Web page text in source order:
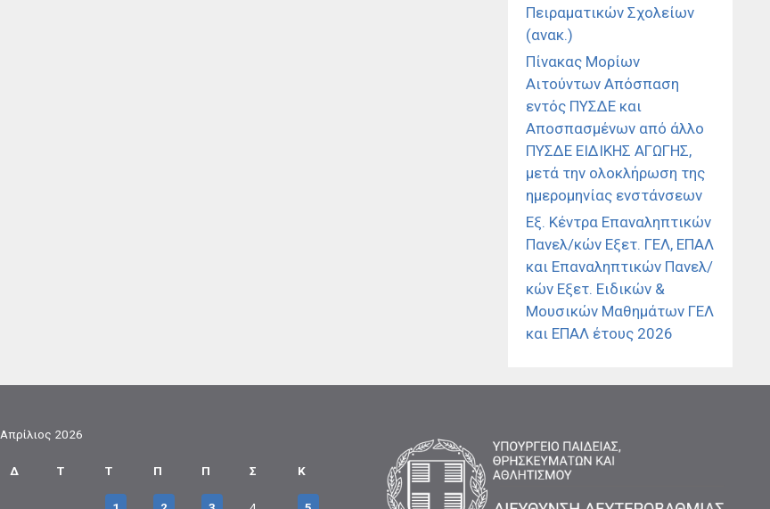
Πειραματικών Σχολείων
(ανακ.)
Πίνακας Μορίων
Αιτούντων Απόσπαση
εντός ΠΥΣΔΕ και
Αποσπασμένων από άλλο
ΠΥΣΔΕ ΕΙΔΙΚΗΣ ΑΓΩΓΗΣ,
μετά την ολοκλήρωση της
ημερομηνίας ενστάνσεων
Εξ. Κέντρα Επαναληπτικών
Πανελ/κών Εξετ. ΓΕΛ, ΕΠΑΛ
και Επαναληπτικών Πανελ/
κών Εξετ. Ειδικών &
Μουσικών Μαθημάτων ΓΕΛ
και ΕΠΑΛ έτους 2026
Απρίλιος 2026
Δ Τ Τ Π Π Σ Κ